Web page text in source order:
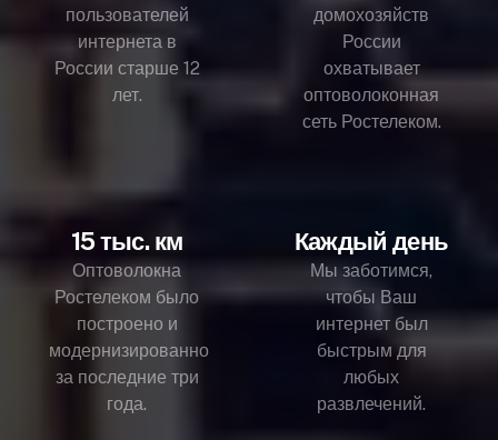
пользователей
интернета в
России старше 12
лет.
домохозяйств
России
охватывает
оптоволоконная
сеть Ростелеком.
15 тыс. км
Оптоволокна
Ростелеком было
построено и
модернизированно
за последние три
года.
Каждый день
Мы заботимся,
чтобы Ваш
интернет был
быстрым для
любых
развлечений.